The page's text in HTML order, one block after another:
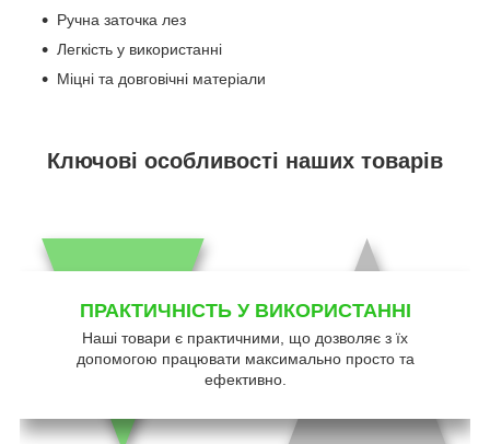
Ручна заточка лез
Легкість у використанні
Міцні та довговічні матеріали
Ключові особливості наших товарів
ПРАКТИЧНІСТЬ У ВИКОРИСТАННІ
Наші товари є практичними, що дозволяє з їх
допомогою працювати максимально просто та
ефективно.